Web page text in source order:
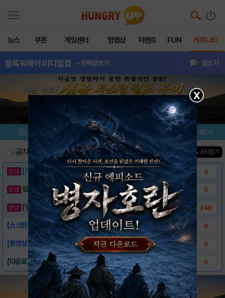
뉴스 쿠폰 게임센터 헝앱샵 이벤트 FUN 커뮤니티
블록워페어:미디벌컴 - 전체글보기 글쓰기
메뉴 이벤트/미션 설치/평가 즐겨찾기
공지사항 진행중인 이벤트0 건 ▲ 공지접기
[이벤트] 웃음으로 매일매일 해피! 유머 게시.. 4
밥알이의 헝앱통신 ⑲ “밥알이, 드디어 멀티를.. 0
[안내] 헝그리앱 필수 상식! 밥알 획득 안내.. 248
[스크린샷]-블록워페어: 미디벌 컴뱃 0
[동영상]-블록워페어: 미디벌 컴뱃 0
[다운로드 링크]-블록워페어: 미디벌 컴뱃 0
X